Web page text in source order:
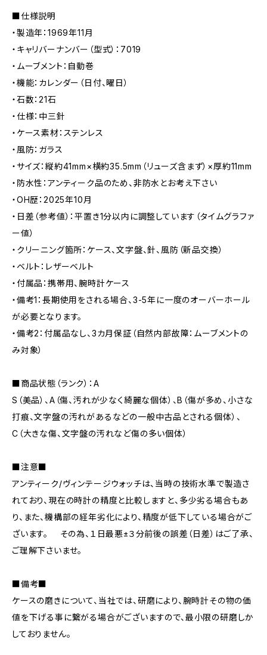
■仕様説明
・製造年：1969年11月
・キャリバーナンバー（型式）：7019
・ムーブメント：自動巻
・機能：カレンダー（日付、曜日）
・石数：21石
・仕様：中三針
・ケース素材：ステンレス
・風防：ガラス
・サイズ：縦約41mm×横約35.5mm（リューズ含まず）×厚約11mm
・防水性：アンティーク品のため、非防水とお考え下さい
・OH歴：2025年10月
・日差（参考値）：平置き1分以内に調整しています（タイムグラファ
ー値）
・クリーニング箇所：ケース、文字盤、針、風防（新品交換）
・ベルト：レザーベルト
・付属品：携帯用、腕時計ケース
・備考1：長期使用をされる場合、3-5年に一度のオーバーホール
が必要となります。
・備考2：付属品なし、3カ月保証（自然内部故障：ムーブメントの
み対象）
■商品状態（ランク）：A
S（美品）、A（傷、汚れが少なく綺麗な個体）、B（傷が多め、小さな
打痕、文字盤の汚れがあるなどの一般中古品とされる個体）、
C（大きな傷、文字盤の汚れなど傷の多い個体）
■注意■
アンティーク/ヴィンテージウォッチは、当時の技術水準で製造さ
れており、現在の時計の精度と比較しますと、多少劣る場合もあ
り、また、機構部の経年劣化により、精度が低下している場合がご
ざいます。 その為、１日最悪±３分前後の誤差（日差）はご了承、
ご理解下さいませ。
■備考■
ケースの磨きについて、当社では、研磨により、腕時計その物の価
値を下げる事に繋がる場合がございますので、最小限の研磨しか
しておりません。